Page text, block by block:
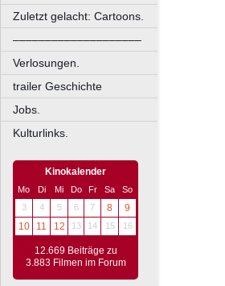
Zuletzt gelacht: Cartoons.
––––––––––––––––––––
Verlosungen.
trailer Geschichte
Jobs.
Kulturlinks.
Kinokalender
Mo Di Mi Do Fr Sa
So
3
4 5 6 7 8
9
10
11 12 13 14 15 16
12.669 Beiträge zu
3.883 Filmen im Forum